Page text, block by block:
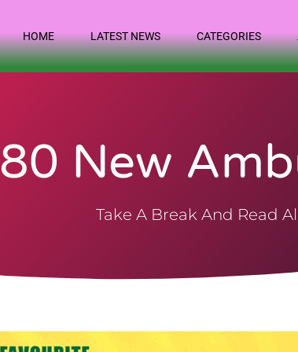
HOME LATEST NEWS CATEGORIES
80 New
Take A Break And Read